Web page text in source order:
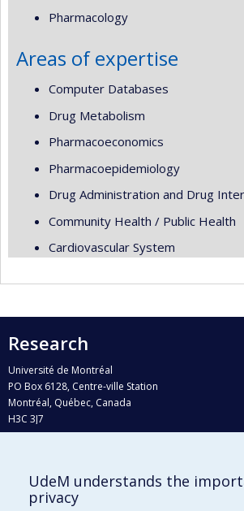
Pharmacology
Areas of expertise
Computer Databases
Drug Metabolism
Pharmacoeconomics
Pharmacoepidemiology
Drug Administration and Drug
Community Health / Public Health
Cardiovascular System
Research
Université de Montréal
PO Box 6128, Centre-ville Station
Montréal, Québec, Canada
H3C 3J7
Who does what?
UdeM understands the
privacy